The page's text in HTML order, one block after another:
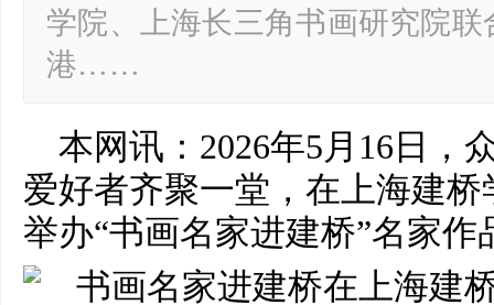
学院、上海长三角书画研究院
港……
本网讯：2026年5月16日，
爱好者齐聚一堂，在上海建
举办“书画名家进建桥”名家作